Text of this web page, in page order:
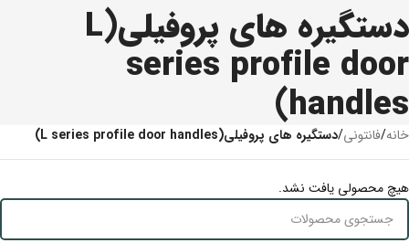
دستگیره های پروفیلی(L
series profile door
handles)
خانه/فانتونی/دستگیره های پروفیلی(L series profile door handles)
هیچ محصولی یافت نشد.